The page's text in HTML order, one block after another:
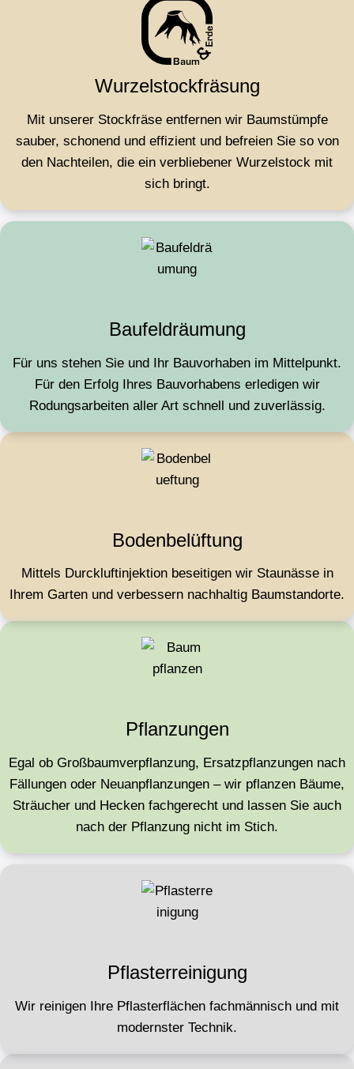
Wurzelstock­fräsung
Mit unserer Stockfräse entfernen wir Baumstümpfe
sauber, schonend und effizient und befreien Sie so von
den Nachteilen, die ein verbliebener Wurzelstock mit
sich bringt.
Baufeldräumung
Für uns stehen Sie und Ihr Bauvorhaben im Mittelpunkt.
Für den Erfolg Ihres Bauvorhabens erledigen wir
Rodungsarbeiten aller Art schnell und zuverlässig.
Bodenbelüftung
Mittels Durckluftinjektion beseitigen wir Staunässe in
Ihrem Garten und verbessern nachhaltig Baumstandorte.
Pflanzungen
Egal ob Großbaumverpflanzung, Ersatzpflanzungen nach
Fällungen oder Neuanpflanzungen – wir pflanzen Bäume,
Sträucher und Hecken fachgerecht und lassen Sie auch
nach der Pflanzung nicht im Stich.
Pflasterreinigung
Wir reinigen Ihre Pflasterflächen fachmännisch und mit
modernster Technik.